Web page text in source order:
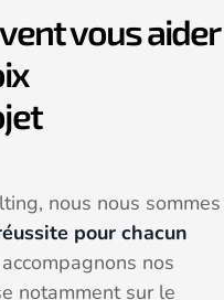
vous aider
nous nous sommes
pour chacun
nos
notamment sur le